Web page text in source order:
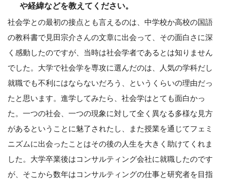
や経緯などを教えてください。
社会学との最初の接点とも言えるのは、中学校か高校の国語
の教科書で見田宗介さんの文章に出会って、その面白さに深
く感動したのですが、当時は社会学者であるとは知りません
でした。大学で社会学を専攻に選んだのは、人気の学科だし
就職でも不利にはならないだろう、というくらいの理由だっ
たと思います。進学してみたら、社会学はとても面白かっ
た。一つの社会、一つの現象に対して全く異なる多様な見方
があるということに魅了されたし、また授業を通じてフェミ
ニズムに出会ったことはその後の人生を大きく助けてくれま
した。大学卒業後はコンサルティング会社に就職したのです
が、そこから数年はコンサルティングの仕事と研究者を目指